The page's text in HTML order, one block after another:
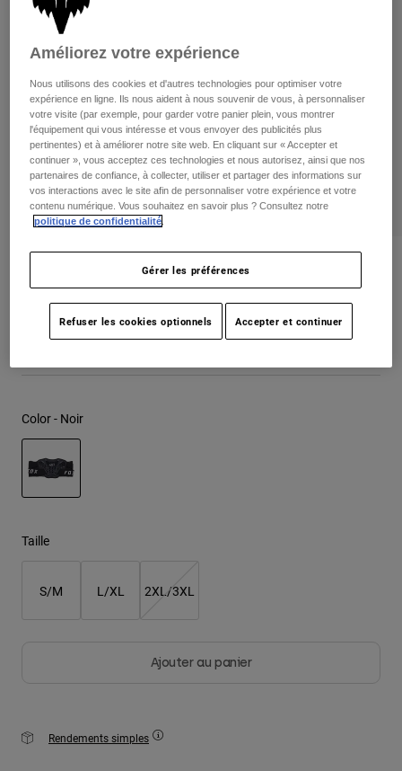
Pants
Goggles
Guards & Protection
Gloves
Jackets & Hydration Vests
Base Layers
Socks
Shorts
Pants
Pads & Protection
Jackets
Gloves
Goggles
Base Layers
Bottles & Hydration Packs
Pants
Shorts
Swim
Tout acheter
Womens
Hats
Shirts
Sweatshirts
Jackets
Shorts
Tout acheter
Youth
Hats
Shorts
Tout acheter
Titan Race Belt
33705
64,95 C$
Color - Noir
Taille
S/M L/XL 2XL/3XL
Ajouter au panier
Rendements simples
Améliorez votre expérience
Nous utilisons des cookies et d'autres technologies pour optimiser votre
expérience en ligne. Ils nous aident à nous souvenir de vous, à personnaliser
votre visite (par exemple, pour garder votre panier plein, vous montrer
l'équipement qui vous intéresse et vous envoyer des publicités plus
pertinentes) et à améliorer notre site web. En cliquant sur « Accepter et
continuer », vous acceptez ces technologies et nous autorisez, ainsi que nos
partenaires de confiance, à collecter, utiliser et partager des informations sur
vos interactions avec le site afin de personnaliser votre expérience et votre
contenu numérique. Vous souhaitez en savoir plus ? Consultez notre
politique de confidentialité
Gérer les préférences
Refuser les cookies optionnels Accepter et continuer